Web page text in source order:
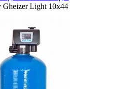
Gheizer Light 10x44